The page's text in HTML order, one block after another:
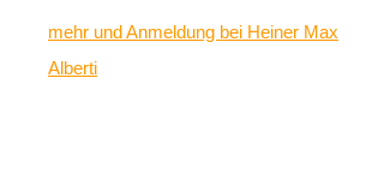
mehr und Anmeldung bei Heiner Max
Alberti